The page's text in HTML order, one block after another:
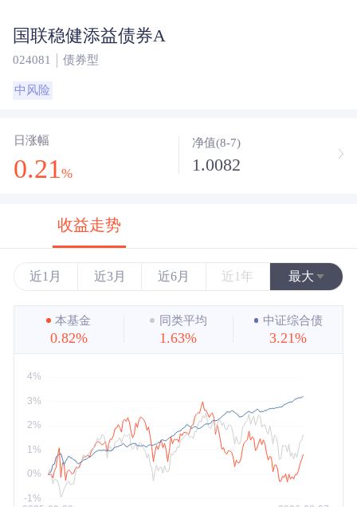
国联稳健添益债券A
024081 债券型
中风险
日涨幅
0.21 %
净值(8-7)
1.0082
收益走势
近1月 近3月 近6月 近1年 最大
近3年
近5年
本基金
0.82%
同类平均
1.63%
中证综合债
3.21%